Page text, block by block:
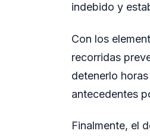
indebido y
Con los
recorridas
detenerlo
antecedentes
Finalmente, el